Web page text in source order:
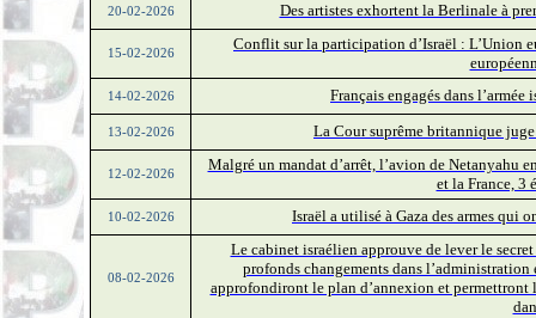
20-02-2026 Des artistes exhortent la Berlinale à
15-02-2026
Conflit sur la participation d’Israël : L’Union
14-02-2026 Français engagés dans
13-02-2026 La Cour suprême britannique
12-02-2026
Malgré un mandat d’arrêt, l’avion de Netanyahu
et la France, 3
10-02-2026 Israël a utilisé à Gaza des armes qui
08-02-2026
Le cabinet israélien approuve de lever le
profonds changements dans l’administration
approfondiront le plan d’annexion et permettront